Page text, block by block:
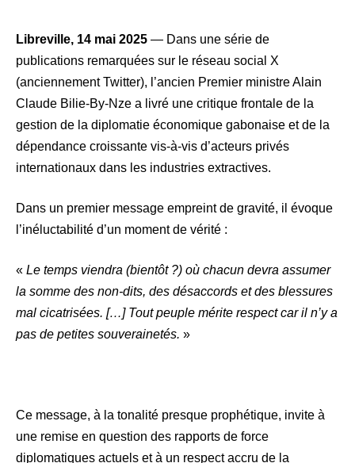
Libreville, 14 mai 2025 — Dans une série de
publications remarquées sur le réseau social X
(anciennement Twitter), l’ancien Premier ministre Alain
Claude Bilie-By-Nze a livré une critique frontale de la
gestion de la diplomatie économique gabonaise et de la
dépendance croissante vis-à-vis d’acteurs privés
internationaux dans les industries extractives.
Dans un premier message empreint de gravité, il évoque
l’inéluctabilité d’un moment de vérité :
« Le temps viendra (bientôt ?) où chacun devra assumer
la somme des non-dits, des désaccords et des blessures
mal cicatrisées. […] Tout peuple mérite respect car il n’y a
pas de petites souverainetés. »
Ce message, à la tonalité presque prophétique, invite à
une remise en question des rapports de force
diplomatiques actuels et à un respect accru de la